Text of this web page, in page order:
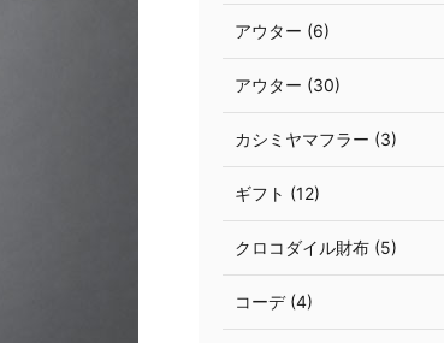
アウター (6)
アウター (30)
カシミヤマフラー (3)
ギフト (12)
クロコダイル財布 (5)
コーデ (4)